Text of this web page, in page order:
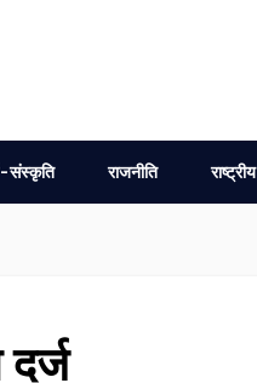
संस्कृति राजनीति राष्ट्रीय